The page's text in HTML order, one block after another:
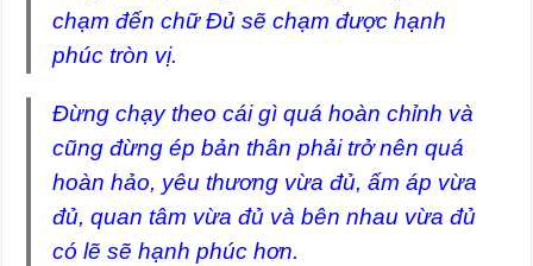
chạm đến chữ Đủ sẽ chạm được hạnh
phúc tròn vị.
Đừng chạy theo cái gì quá hoàn chỉnh và
cũng đừng ép bản thân phải trở nên quá
hoàn hảo, yêu thương vừa đủ, ấm áp vừa
đủ, quan tâm vừa đủ và bên nhau vừa đủ
có lẽ sẽ hạnh phúc hơn.